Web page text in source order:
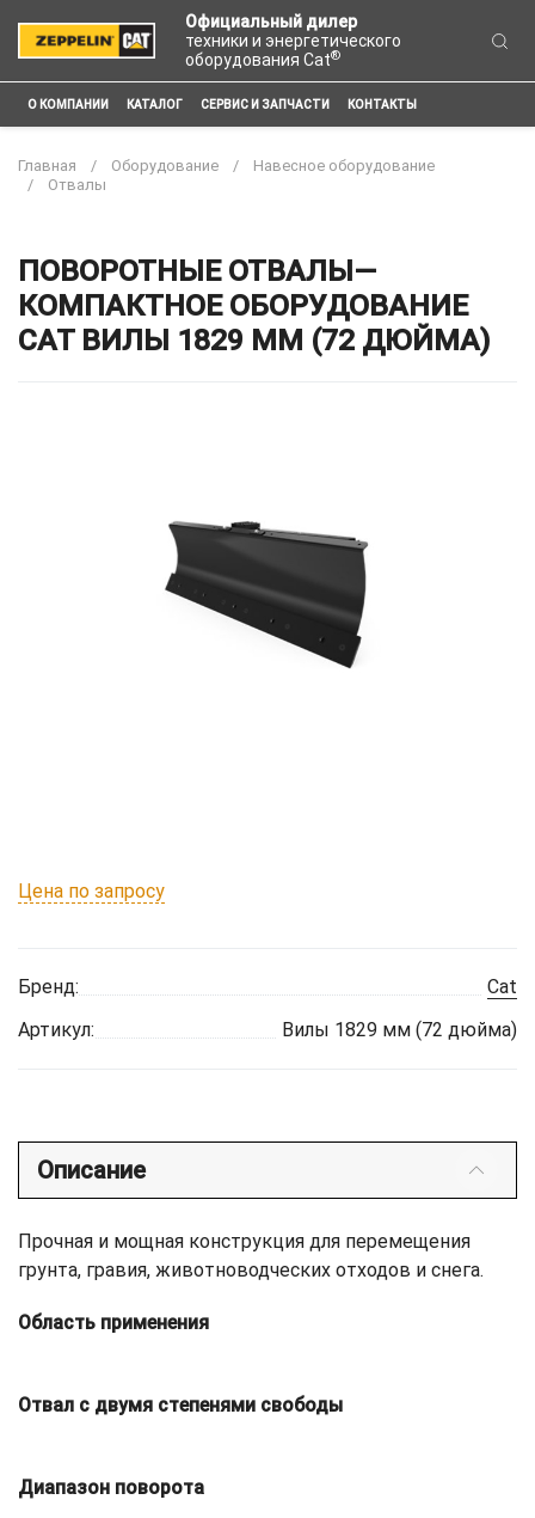
Официальный дилер
техники и энергетического
оборудования Cat®
О КОМПАНИИ КАТАЛОГ СЕРВИС И ЗАПЧАСТИ КОНТАКТЫ
Главная Оборудование
Навесное оборудование
Отвалы
ПОВОРОТНЫЕ ОТВАЛЫ—
КОМПАКТНОЕ ОБОРУДОВАНИЕ
CAT ВИЛЫ 1829 ММ (72 ДЮЙМА)
Цена по запросу
Бренд:
Cat
Артикул:
Вилы 1829 мм (72 дюйма)
Описание
Прочная и мощная конструкция для перемещения
грунта, гравия, животноводческих отходов и снега.
Область применения
Отвал с двумя степенями свободы
Диапазон поворота